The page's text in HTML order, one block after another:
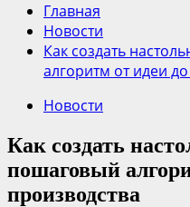
Главная
Новости
Как создать
алгоритм от идеи
Новости
Как создать
пошаговый
производства